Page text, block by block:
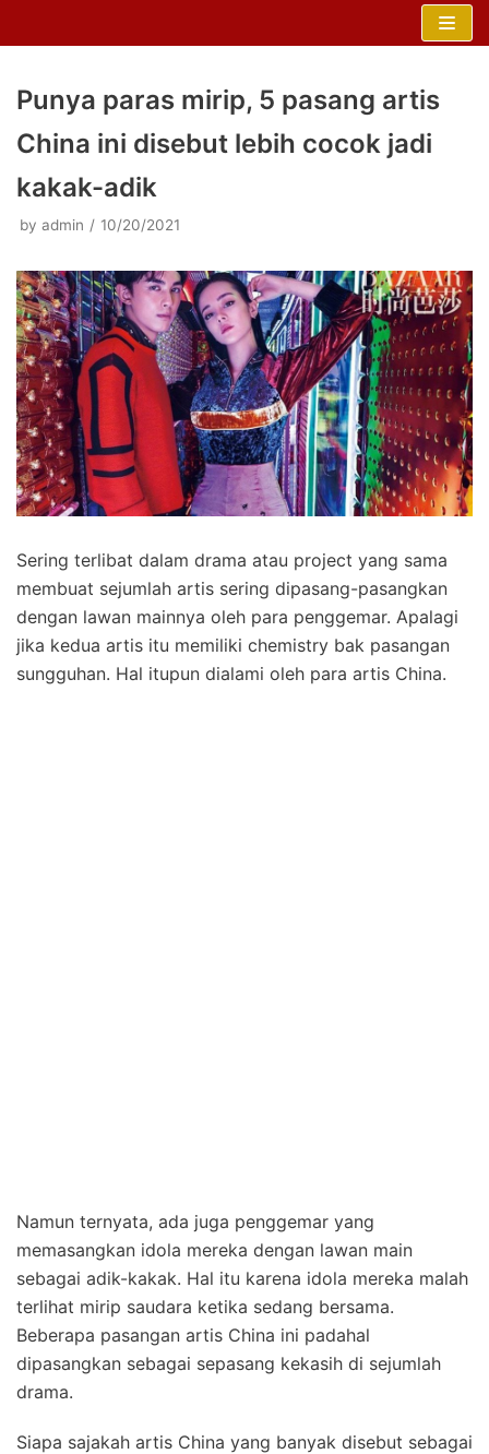
Punya paras mirip, 5 pasang artis
China ini disebut lebih cocok jadi
kakak-adik
by admin 10/20/2021
Sering terlibat dalam drama atau project yang sama
membuat sejumlah artis sering dipasang-pasangkan
dengan lawan mainnya oleh para penggemar. Apalagi
jika kedua artis itu memiliki chemistry bak pasangan
sungguhan. Hal itupun dialami oleh para artis China.
Namun ternyata, ada juga penggemar yang
memasangkan idola mereka dengan lawan main
sebagai adik-kakak. Hal itu karena idola mereka malah
terlihat mirip saudara ketika sedang bersama.
Beberapa pasangan artis China ini padahal
dipasangkan sebagai sepasang kekasih di sejumlah
drama.
Siapa sajakah artis China yang banyak disebut sebagai